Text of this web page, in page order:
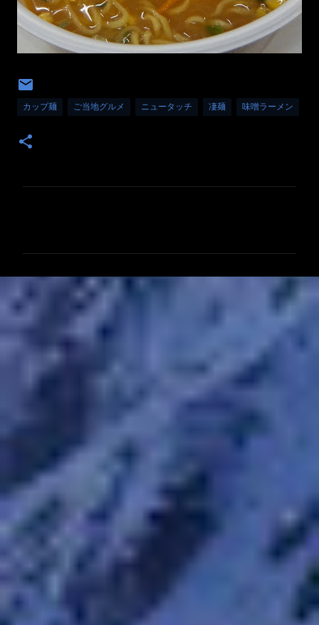
カップ麺 ご当地グルメ ニュータッチ 凄麺 味噌ラーメン